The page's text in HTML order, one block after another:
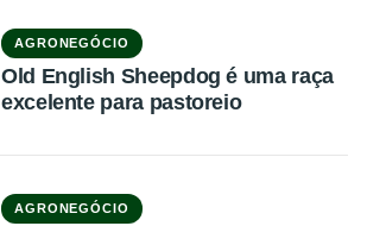
AGRONEGÓCIO
Old English Sheepdog é uma raça
excelente para pastoreio
AGRONEGÓCIO